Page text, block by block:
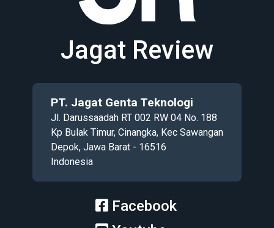
Jagat Review
PT. Jagat Genta Teknologi
Jl. Darussaadah RT 002 RW 04 No. 188
Kp Bulak Timur, Cinangka, Kec Sawangan
Depok, Jawa Barat - 16516
Indonesia
Facebook